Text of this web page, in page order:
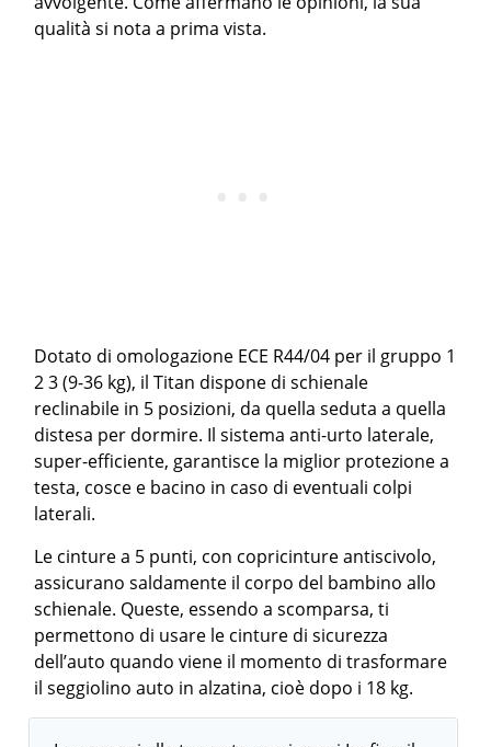
qualità si nota a prima vista.
Dotato di omologazione ECE R44/04 per il gruppo 1
2 3 (9-36 kg), il Titan dispone di schienale
reclinabile in 5 posizioni, da quella seduta a quella
distesa per dormire. Il sistema anti-urto laterale,
super-efficiente, garantisce la miglior protezione a
testa, cosce e bacino in caso di eventuali colpi
laterali.
Le cinture a 5 punti, con copricinture antiscivolo,
assicurano saldamente il corpo del bambino allo
schienale. Queste, essendo a scomparsa, ti
permettono di usare le cinture di sicurezza
dell’auto quando viene il momento di trasformare
il seggiolino auto in alzatina, cioè dopo i 18 kg.